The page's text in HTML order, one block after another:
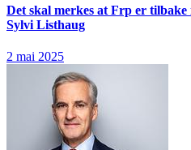
Det skal merkes at Frp er
Sylvi Listhaug
2 mai 2025